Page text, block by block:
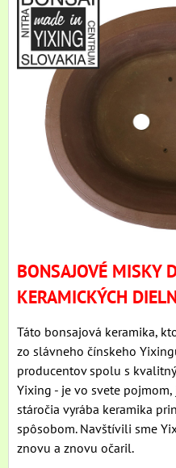
BONSAJOVÉ MISKY
KERAMICKÝCH
Táto bonsajová keramika,
zo slávneho čínskeho
producentov spolu s
Yixing - je vo svete
stáročia vyrába keramika
spôsobom. Navštívili sme
znovu a znovu očaril.